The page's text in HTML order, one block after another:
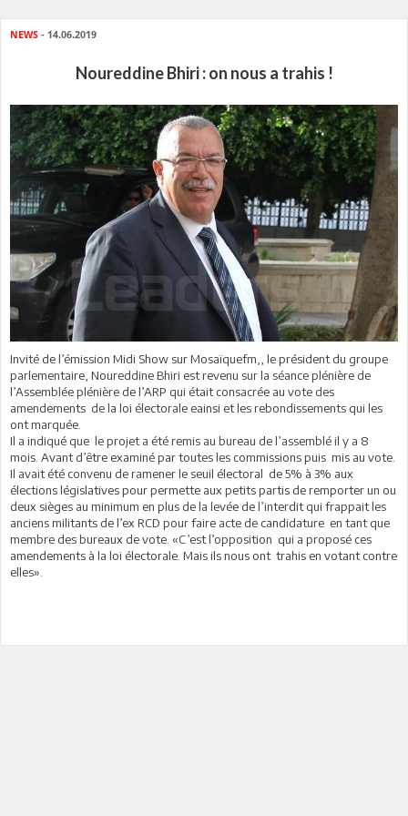
NEWS - 14.06.2019
Noureddine Bhiri : on nous a trahis !
Invité de l’émission Midi Show sur Mosaïquefm,, le président du groupe
parlementaire, Noureddine Bhiri est revenu sur la séance plénière de
l’Assemblée plénière de l’ARP qui était consacrée au vote des
amendements de la loi électorale eainsi et les rebondissements qui les
ont marquée.
Il a indiqué que le projet a été remis au bureau de l’assemblé il y a 8
mois. Avant d’être examiné par toutes les commissions puis mis au vote.
Il avait été convenu de ramener le seuil électoral de 5% à 3% aux
élections législatives pour permette aux petits partis de remporter un ou
deux sièges au minimum en plus de la levée de l’interdit qui frappait les
anciens militants de l’ex RCD pour faire acte de candidature en tant que
membre des bureaux de vote. «C’est l’opposition qui a proposé ces
amendements à la loi électorale. Mais ils nous ont trahis en votant contre
elles».